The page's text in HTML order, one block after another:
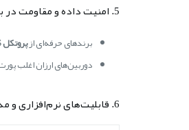
5. امنیت داده و مقاومت در برابر هک
برندهای حرفه‌ای ازپروتکل HTTPS، احراز هویت دو مرحله‌ای، رمزنگاری RTSP
دوربین‌های ارزان اغلب
6. قابلیت‌های نرم‌افزاری و مدیریتی